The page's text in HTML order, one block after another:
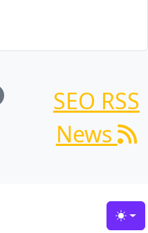
SEO RSS
News